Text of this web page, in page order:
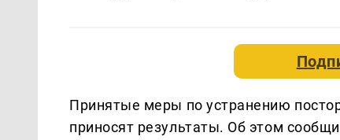
Принятые меры по устранению
приносят результаты. Об этом